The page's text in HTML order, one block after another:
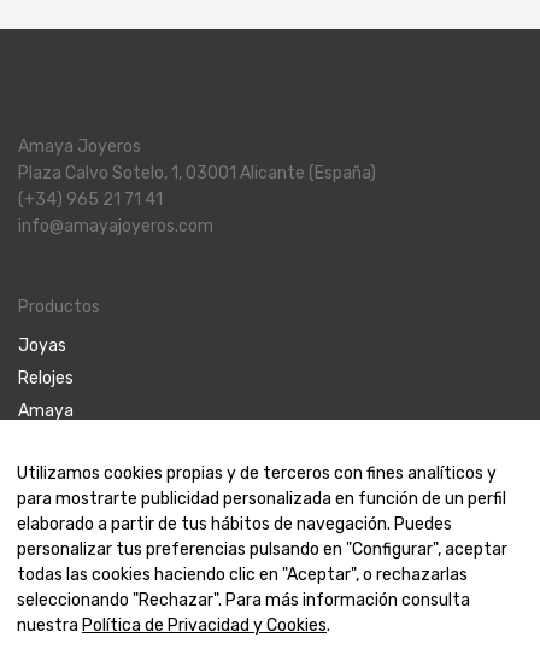
Amaya Joyeros
Plaza Calvo Sotelo, 1, 03001 Alicante (España)
(+34) 965 21 71 41
info@amayajoyeros.com
Productos
Joyas
Relojes
Amaya
Contáctanos
Contacto
Nosotros
Utilizamos cookies propias y de terceros con fines analíticos y
para mostrarte publicidad personalizada en función de un perfil
elaborado a partir de tus hábitos de navegación. Puedes
personalizar tus preferencias pulsando en "Configurar", aceptar
todas las cookies haciendo clic en "Aceptar", o rechazarlas
seleccionando "Rechazar". Para más información consulta
nuestra Política de Privacidad y Cookies.